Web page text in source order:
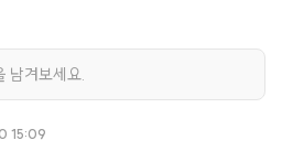
남겨보세요.
15:09